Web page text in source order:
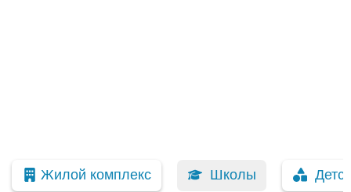
Жилой комплекс Школы